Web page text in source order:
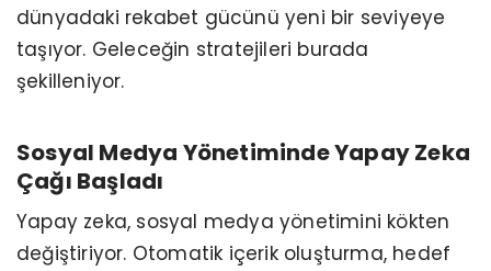
dünyadaki rekabet gücünü yeni bir seviyeye
taşıyor. Geleceğin stratejileri burada
şekilleniyor.
Sosyal Medya Yönetiminde Yapay Zeka
Çağı Başladı
Yapay zeka, sosyal medya yönetimini kökten
değiştiriyor. Otomatik içerik oluşturma, hedef